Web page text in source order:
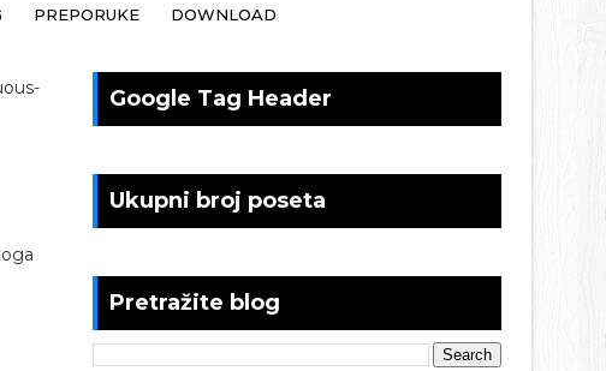
PREPORUKE DOWNLOAD
Google Tag Header
Ukupni broj poseta
Pretražite blog